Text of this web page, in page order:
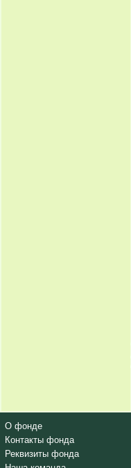
О фонде
Контакты фонда
Реквизиты фонда